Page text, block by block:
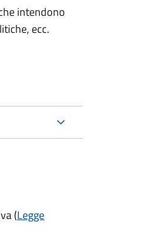
intendono
ecc.
(Legge